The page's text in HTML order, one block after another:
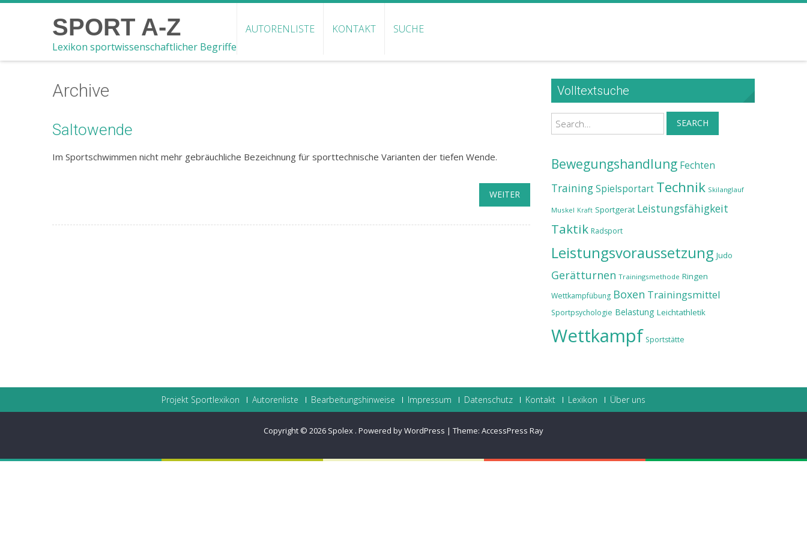
SPORT A-Z
Lexikon sportwissenschaftlicher Begriffe
AUTORENLISTE KONTAKT SUCHE
Archive
Saltowende
Im Sportschwimmen nicht mehr gebräuchliche Bezeichnung für sporttechnische Varianten der tiefen Wende.
WEITER
Volltextsuche
Search SEARCH
Bewegungshandlung Fechten
Training Spielsportart Technik Skilanglauf
Muskel Kraft Sportgerät Leistungsfähigkeit
Taktik Radsport
Leistungsvoraussetzung Judo
Gerätturnen Trainingsmethode Ringen
Wettkampfübung Boxen Trainingsmittel
Sportpsychologie Belastung Leichtathletik
Wettkampf Sportstätte
Projekt Sportlexikon Autorenliste Bearbeitungshinweise Impressum Datenschutz Kontakt Lexikon Über uns
Copyright © 2026 Spolex . Powered by WordPress | Theme: AccessPress Ray